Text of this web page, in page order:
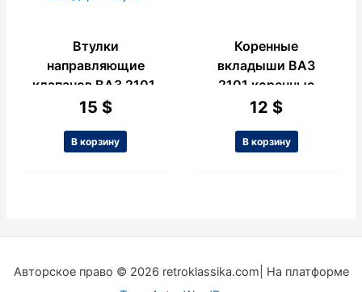
Втулки
направляющие
клапанов ВАЗ 2101,
4шт., стандарт
15 $
В корзину
Коренные
вкладыши ВАЗ
2101 коренные
0,05
12 $
В корзину
Авторское право © 2026 retroklassika.com| На платформе